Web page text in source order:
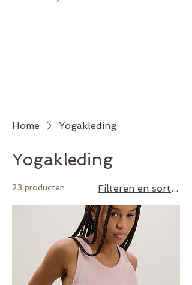
Home Yogakleding
Yogakleding
23 producten Filteren en sorteren